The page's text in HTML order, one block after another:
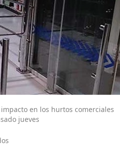
en los hurtos comerciales
jueves